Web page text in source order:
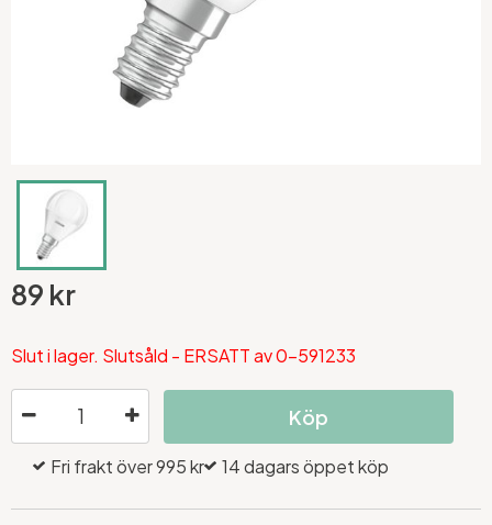
89 kr
Slut i lager. Slutsåld - ERSATT av 0-591233
Köp
Fri frakt över 995 kr 14 dagars öppet köp